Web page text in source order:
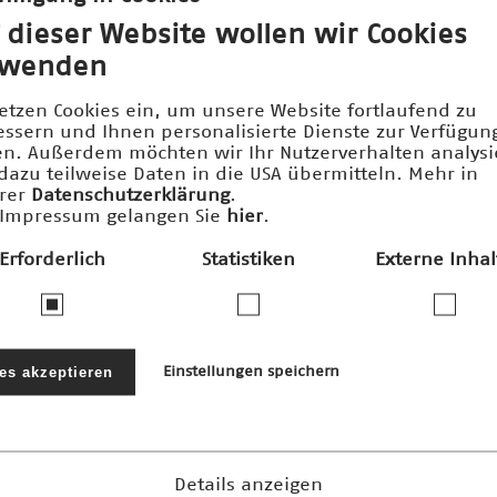
und die damit verbundenen
dieser Website wollen wir Cookies
Cookies ein, um unsere Website fortlaufend zu
und Ihnen personalisierte Dienste zur
Außerdem möchten wir Ihr Nutzerverhalten
teilweise Daten in die USA übermitteln. Mehr in
Datenschutzerklärung.
gelangen Sie
hier
Erforderlich Statistiken Externe
akzeptieren Einstellungen speichern
Details anzeigen